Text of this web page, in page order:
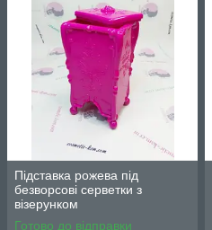
Підставка рожева під
безворсові серветки з
візерунком
Готово до відправки